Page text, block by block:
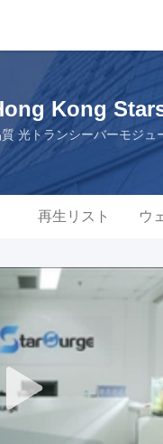
Kong
光トランシーバーモジュ
再生リスト ウ